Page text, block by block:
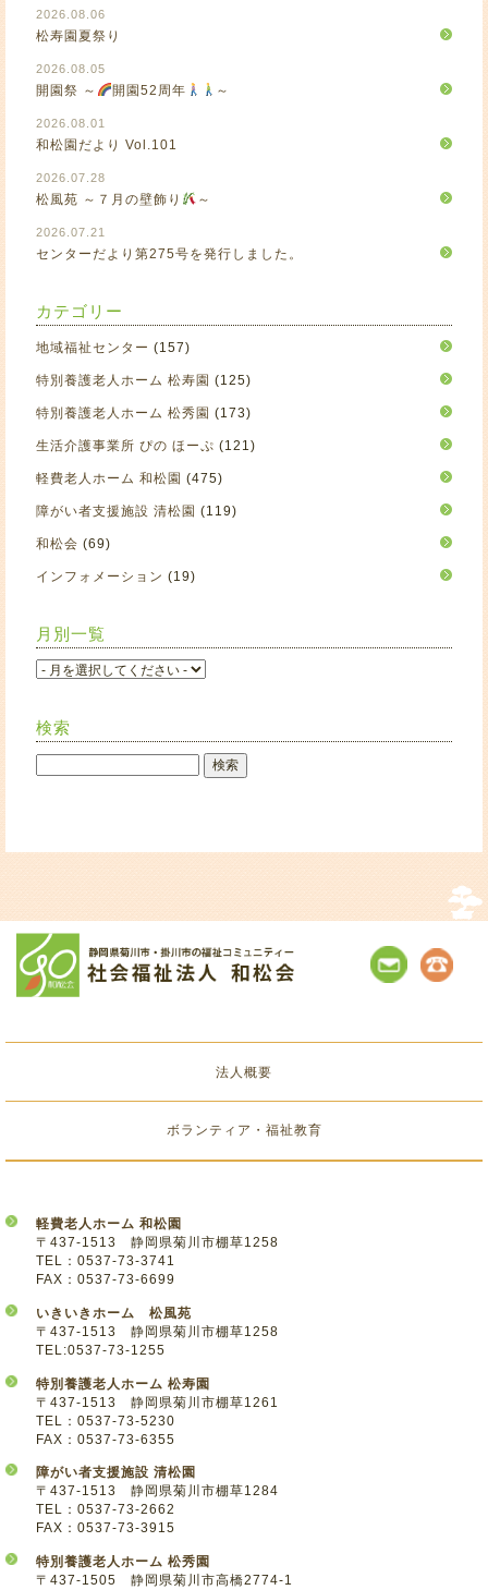
2026.08.06
松寿園夏祭り
2026.08.05
開園祭 ～ 開園52周年 ～
2026.08.01
和松園だより Vol.101
2026.07.28
松風苑 ～７月の壁飾り ～
2026.07.21
センターだより第275号を発行しました。
カテゴリー
地域福祉センター (157)
特別養護老人ホーム 松寿園 (125)
特別養護老人ホーム 松秀園 (173)
生活介護事業所 ぴの ほーぷ (121)
軽費老人ホーム 和松園 (475)
障がい者支援施設 清松園 (119)
和松会 (69)
インフォメーション (19)
月別一覧
検索
法人概要
ボランティア・福祉教育
軽費老人ホーム 和松園
〒437-1513 静岡県菊川市棚草1258
TEL：0537-73-3741
FAX：0537-73-6699
いきいきホーム 松風苑
〒437-1513 静岡県菊川市棚草1258
TEL:0537-73-1255
特別養護老人ホーム 松寿園
〒437-1513 静岡県菊川市棚草1261
TEL：0537-73-5230
FAX：0537-73-6355
障がい者支援施設 清松園
〒437-1513 静岡県菊川市棚草1284
TEL：0537-73-2662
FAX：0537-73-3915
特別養護老人ホーム 松秀園
〒437-1505 静岡県菊川市高橋2774-1